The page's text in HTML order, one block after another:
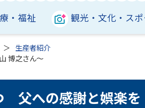
・福祉 観光・文化・スポ
生産者紹介
博之さん～
父への感謝と娯楽を